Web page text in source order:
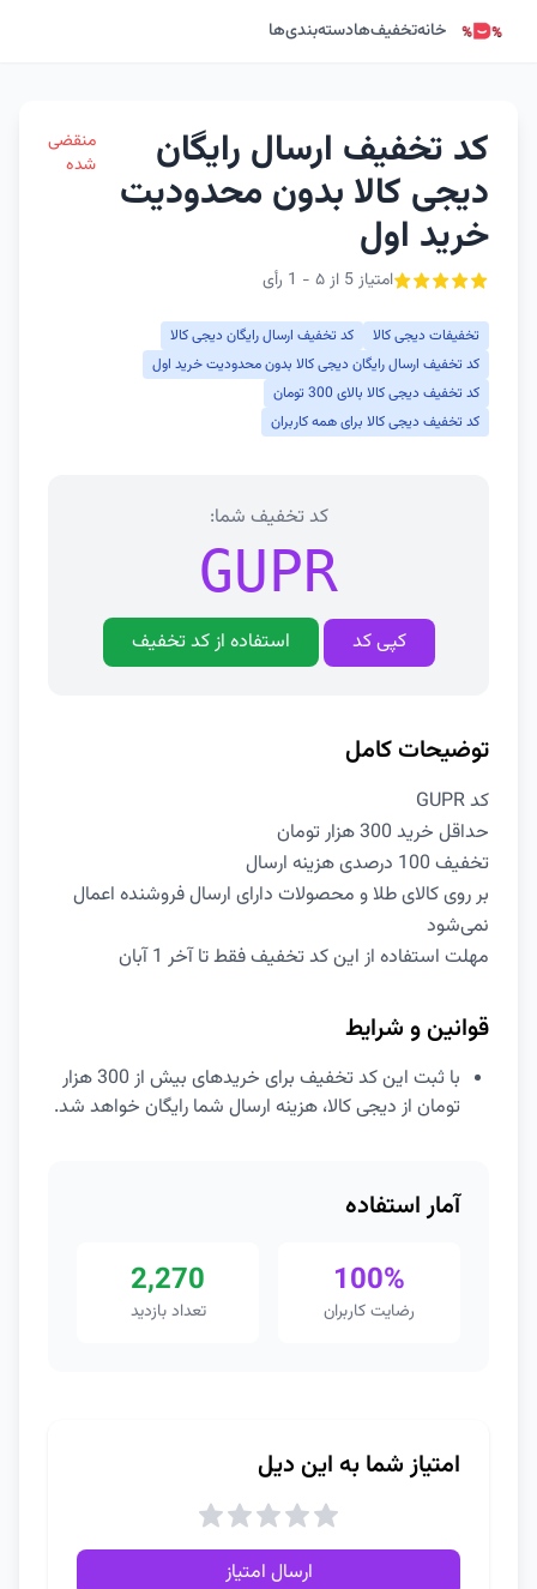
خانهتخفیف‌هادسته‌بندی‌ها
کد تخفیف ارسال رایگان
دیجی کالا بدون محدودیت
خرید اول
امتیاز 5 از ۵ - 1 رأی
منقضی
شده
تخفیفات دیجی کالا
کد تخفیف ارسال رایگان دیجی کالا
کد تخفیف ارسال رایگان دیجی کالا بدون محدودیت خرید اول
کد تخفیف دیجی کالا بالای 300 تومان
کد تخفیف دیجی کالا برای همه کاربران
کد تخفیف شما:
GUPR
کپی کد استفاده از کد تخفیف
توضیحات کامل
کد GUPR
حداقل خرید 300 هزار تومان
تخفیف 100 درصدی هزینه ارسال
بر روی کالای طلا و محصولات دارای ارسال فروشنده اعمال
نمی‌شود
مهلت استفاده از این کد تخفیف فقط تا آخر 1 آبان
قوانین و شرایط
با ثبت این کد تخفیف برای خریدهای بیش از 300 هزار
تومان از دیجی کالا، هزینه ارسال شما رایگان خواهد شد.
آمار استفاده
100%
رضایت کاربران
2,270
تعداد بازدید
امتیاز شما به این دیل
ارسال امتیاز